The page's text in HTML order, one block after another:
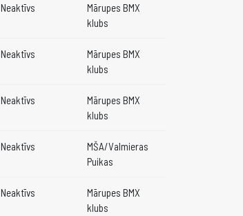
Neaktīvs
Mārupes BMX
klubs
Neaktīvs
Mārupes BMX
klubs
Neaktīvs
Mārupes BMX
klubs
Neaktīvs
MŠA/Valmieras
Puikas
Neaktīvs
Mārupes BMX
klubs